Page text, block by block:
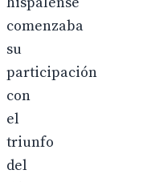
comenzaba
su
participación
con
el
triunfo
del